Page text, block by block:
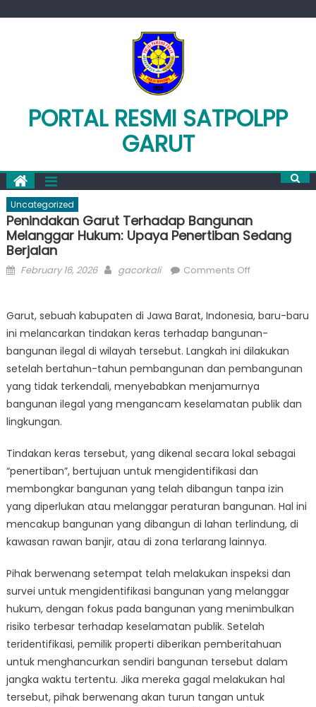
PORTAL RESMI SATPOLPP
GARUT
Uncategorized
Penindakan Garut Terhadap Bangunan
Melanggar Hukum: Upaya Penertiban Sedang
Berjalan
Posted
February 16, 2026 Author
gacorkali Comments Offon
Terhadap
Bangunan
Melanggar
Hukum:
Upaya
Penertiban
Sedang
Garut, sebuah kabupaten di Jawa Barat, Indonesia, baru-baru
ini melancarkan tindakan keras terhadap bangunan-
bangunan ilegal di wilayah tersebut. Langkah ini dilakukan
setelah bertahun-tahun pembangunan dan pembangunan
yang tidak terkendali, menyebabkan menjamurnya
bangunan ilegal yang mengancam keselamatan publik dan
lingkungan.
Tindakan keras tersebut, yang dikenal secara lokal sebagai
“penertiban”, bertujuan untuk mengidentifikasi dan
membongkar bangunan yang telah dibangun tanpa izin
yang diperlukan atau melanggar peraturan bangunan. Hal ini
mencakup bangunan yang dibangun di lahan terlindung, di
kawasan rawan banjir, atau di zona terlarang lainnya.
Pihak berwenang setempat telah melakukan inspeksi dan
survei untuk mengidentifikasi bangunan yang melanggar
hukum, dengan fokus pada bangunan yang menimbulkan
risiko terbesar terhadap keselamatan publik. Setelah
teridentifikasi, pemilik properti diberikan pemberitahuan
untuk menghancurkan sendiri bangunan tersebut dalam
jangka waktu tertentu. Jika mereka gagal melakukan hal
tersebut, pihak berwenang akan turun tangan untuk